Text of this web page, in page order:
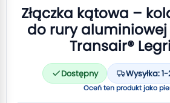
Złączka kątowa –
do rury
Transair®
Dostępny Wysyłka:
Oceń ten produkt jako